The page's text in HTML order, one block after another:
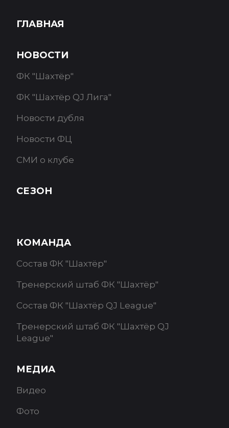
ГЛАВНАЯ
НОВОСТИ
ФК "Шахтёр"
ФК "Шахтёр QJ Лига"
Новости дубля
Новости ФЦ
СМИ о клубе
СЕЗОН
КОМАНДА
Состав ФК "Шахтёр"
Тренерский штаб ФК "Шахтёр"
Состав ФК "Шахтёр QJ League"
Тренерский штаб ФК "Шахтёр QJ
League"
МЕДИА
Видео
Фото